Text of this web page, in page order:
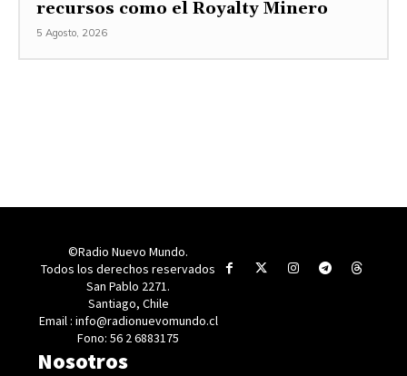
recursos como el Royalty Minero
5 Agosto, 2026
©Radio Nuevo Mundo.
Todos los derechos reservados
San Pablo 2271.
Santiago, Chile
Email : info@radionuevomundo.cl
Fono: 56 2 6883175
Nosotros